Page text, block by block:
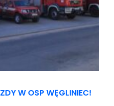
W OSP WĘGLINIEC!